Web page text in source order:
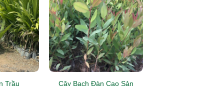
Trầu Cây Bạch Đàn Cao Sản